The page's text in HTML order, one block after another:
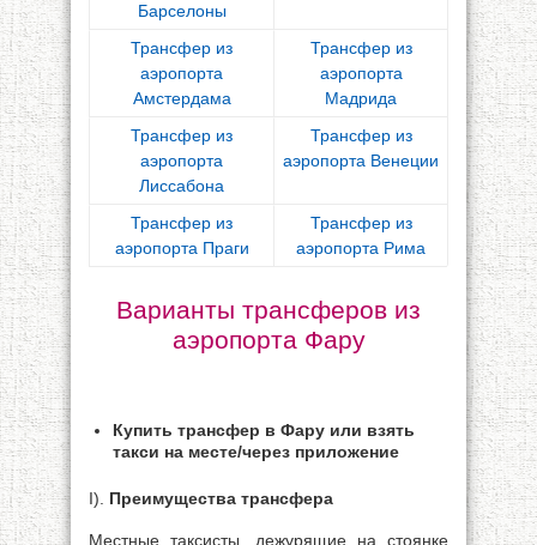
Барселоны
Трансфер из
аэропорта
Амстердама
Трансфер из
аэропорта
Мадрида
Трансфер из
аэропорта
Лиссабона
Трансфер из
аэропорта Венеции
Трансфер из
аэропорта Праги
Трансфер из
аэропорта Рима
Варианты трансферов из
аэропорта Фару
Купить трансфер в Фару или взять
такси на месте/через приложение
I). Преимущества трансфера
Местные таксисты, дежурящие на стоянке